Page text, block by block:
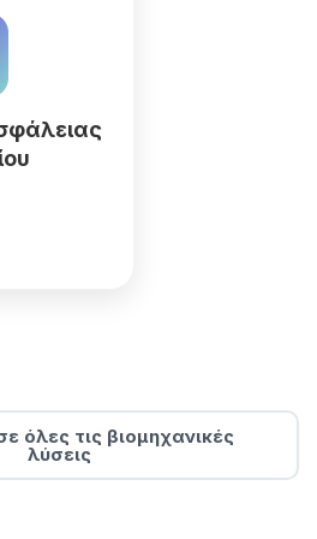
σε ένα
Ξεκινήστε
όλες τις βιομηχανικές
λύσεις